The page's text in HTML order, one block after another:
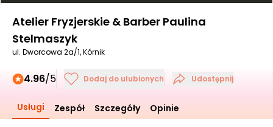
Atelier Fryzjerskie & Barber Paulina
Stelmaszyk
ul. Dworcowa 2a/1, Kórnik
4.96/5 Dodaj do ulubionych Udostępnij
Usługi Zespół Szczegóły Opinie